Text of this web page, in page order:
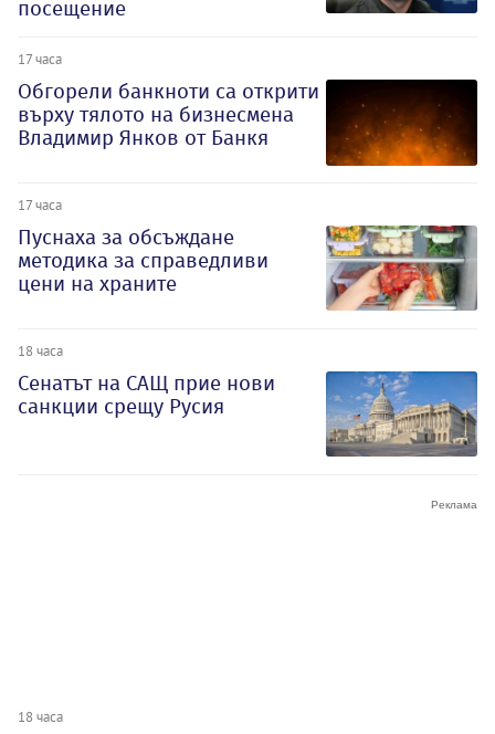
посещение
17 часа
Обгорели банкноти са открити
върху тялото на бизнесмена
Владимир Янков от Банкя
17 часа
Пуснаха за обсъждане
методика за справедливи
цени на храните
18 часа
Сенатът на САЩ прие нови
санкции срещу Русия
18 часа